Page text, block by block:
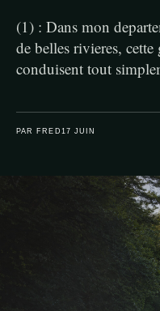
(1) : Dans mon
de belles rivieres,
conduisent tout
PAR FRED 17 JUIN